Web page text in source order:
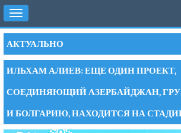
Toggle
navigation
АКТУАЛЬНО
ИЛЬХАМ АЛИЕВ: ЕЩЕ ОДИН ПРОЕКТ,
СОЕДИНЯЮЩИЙ АЗЕРБАЙДЖАН,
И БОЛГАРИЮ, НАХОДИТСЯ НА